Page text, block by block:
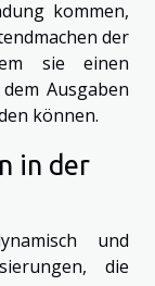
kommen,
der
sie einen
Ausgaben
können.
in der
und
die